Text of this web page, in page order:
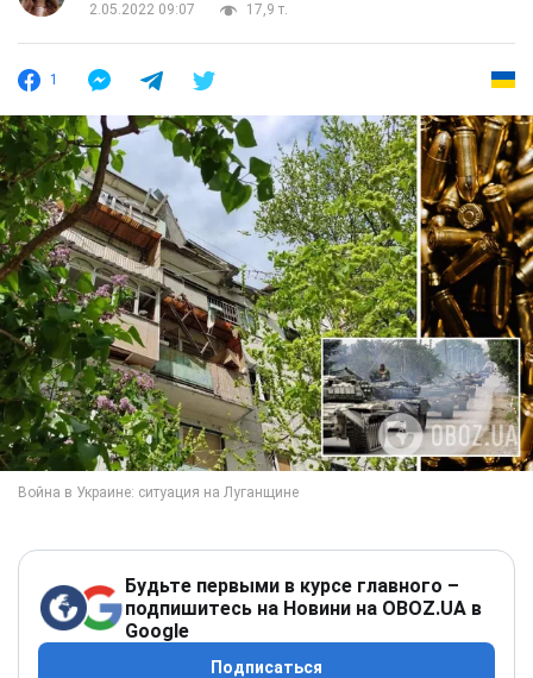
2.05.2022 09:07
17,9 т.
1
Будьте первыми в курсе главного –
подпишитесь на Новини на OBOZ.UA в
Google
Подписаться